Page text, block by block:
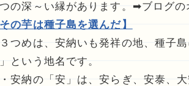
の深～い縁があります。➡ブログ
その芋は種子島を選んだ】
つめは、安納いも発祥の地、種子
という地名です。
安納の「安」は、安らぎ、安泰、